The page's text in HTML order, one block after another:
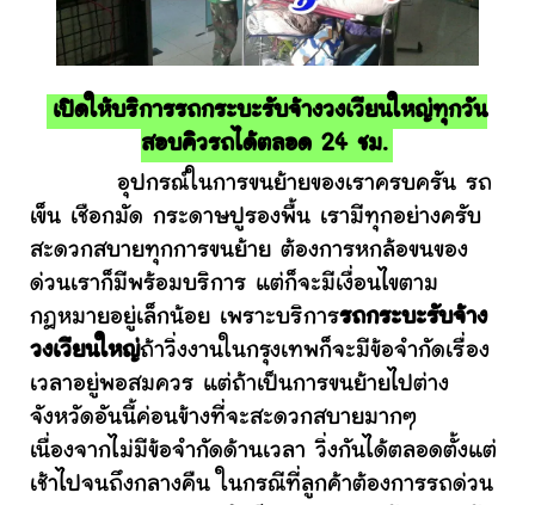
เปิดให้บริการรถกระบะรับจ้างวงเวียนใหญ่ทุกวัน
สอบคิวรถได้ตลอด 24 ชม.
อุปกรณ์ในการขนย้ายของเราครบครัน รถ
เข็น เชือกมัด กระดาษปูรองพื้น เรามีทุกอย่างครับ
สะดวกสบายทุกการขนย้าย ต้องการหกล้อขนของ
ด่วนเราก็มีพร้อมบริการ แต่ก็จะมีเงื่อนไขตาม
กฎหมายอยู่เล็กน้อย เพราะบริการรถกระบะรับจ้าง
วงเวียนใหญ่ถ้าวิ่งงานในกรุงเทพก็จะมีข้อจำกัดเรื่อง
เวลาอยู่พอสมควร แต่ถ้าเป็นการขนย้ายไปต่าง
จังหวัดอันนี้ค่อนข้างที่จะสะดวกสบายมากๆ
เนื่องจากไม่มีข้อจำกัดด้านเวลา วิ่งกันได้ตลอดตั้งแต่
เช้าไปจนถึงกลางคืน ในกรณีที่ลูกค้าต้องการรถด่วน